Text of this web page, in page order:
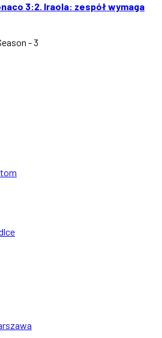
3:2. Iraola: zespół wymaga
- 3